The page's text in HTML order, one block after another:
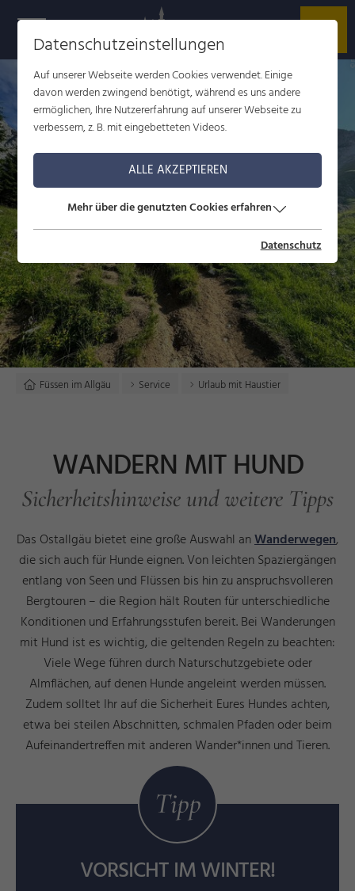
Füssen im Allgäu Service Urlaub mit Haustier
WANDERN MIT HUND
Sicherheitshinweise und weitere Tipps
Das Ostallgäu bietet eine große Auswahl anWanderwegen,
die sich auch für Hunde eignen. Von leichten Spaziergängen
entlang von Seen und Flüssen bis hin zu anspruchsvolleren
Bergtouren – die Region hält Routen für unterschiedliche
Konditionen und Erfahrungsstufen bereit. Bei Wanderungen
mit Hund ist es wichtig, die geltenden Regeln zu beachten:
Viele Wege führen durch Naturschutzgebiete oder
Almflächen, auf denen Hunde angeleint werden müssen.
Zudem solltet Ihr auf die Sicherheit Eures Hundes achten,
etwa bei steilen Abschnitten, schmalen Pfaden oder beim
Aufeinandertreffen mit anderen Wander*innen und Tieren.
Tipp
VORSICHT IM WINTER!
Datenschutzeinstellungen
Auf unserer Webseite werden Cookies verwendet. Einige
davon werden zwingend benötigt, während es uns andere
ermöglichen, Ihre Nutzererfahrung auf unserer Webseite zu
verbessern, z. B. mit eingebetteten Videos.
ALLE AKZEPTIEREN
Mehr über die genutzten Cookies erfahren
Datenschutz